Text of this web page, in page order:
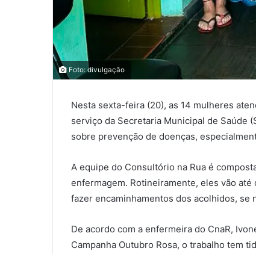
Foto: divulgação
Nesta sexta-feira (20), as 14 mulheres
serviço da Secretaria Municipal de Saúde
sobre prevenção de doenças,
A equipe do Consultório na Rua é
enfermagem. Rotineiramente, eles vão
fazer encaminhamentos dos acolhidos, se
De acordo com a enfermeira do CnaR,
Campanha Outubro Rosa, o trabalho tem
COMPARTILHAMENTOS